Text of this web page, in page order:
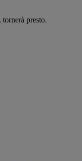
presto.